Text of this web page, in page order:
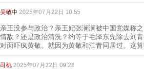
吴敬中 2025年07月22日 10:55
亲王没参与政治？亲王妃张澜澜被中国党媒称
情敌？还是政治清洗？约等于毛泽东先除去刘
对面吓疯黄敬。就因为黄敬和江青同居过。这
司机 2025年07月22日 09:28